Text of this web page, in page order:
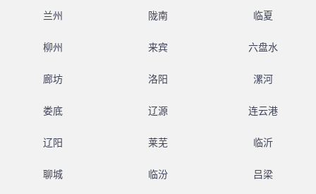
兰州 陇南 临夏
柳州 来宾 六盘水
廊坊 洛阳 漯河
娄底 辽源 连云港
辽阳 莱芜 临沂
聊城 临汾 吕梁